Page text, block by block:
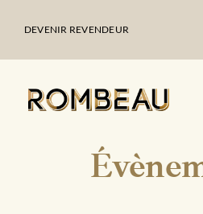
DEVENIR REVENDEUR